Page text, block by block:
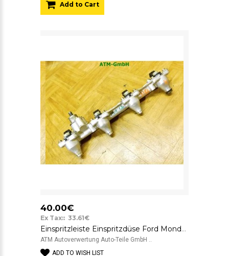
Add to Cart
40.00€
Ex Tax:: 33.61€
Einspritzleiste Einspritzdüse Ford Mondeo 1 I 988F9D280AC
ATM Autoverwertung Auto-Teile GmbH ..
ADD TO WISH LIST